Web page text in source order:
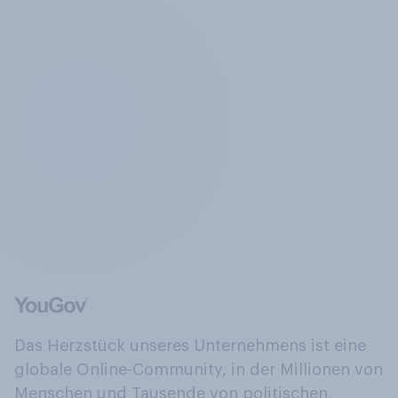
Das Herzstück unseres Unternehmens ist eine
globale Online-Community, in der Millionen von
Menschen und Tausende von politischen,